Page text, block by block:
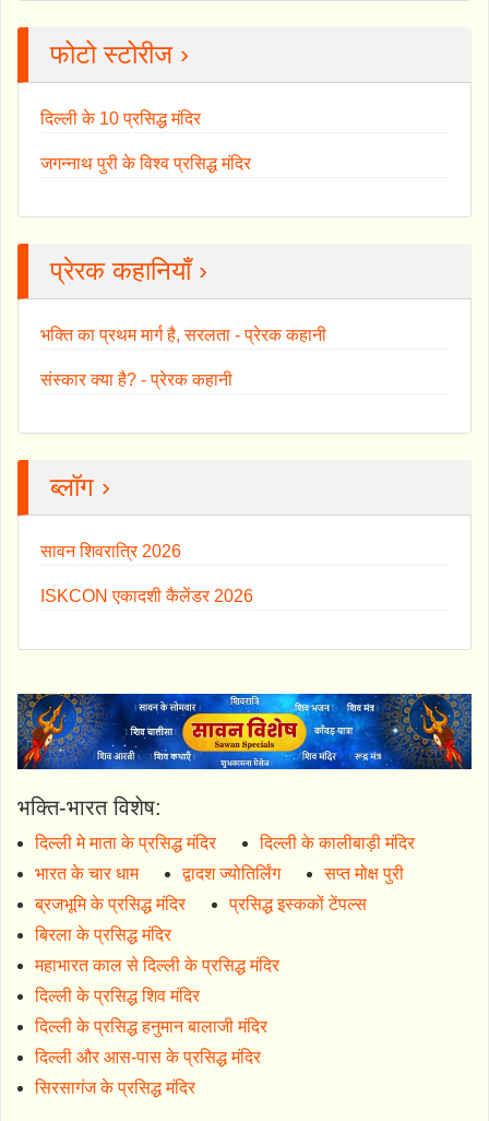
फोटो स्टोरीज ›
दिल्ली के 10 प्रसिद्ध मंदिर
जगन्नाथ पुरी के विश्व प्रसिद्ध मंदिर
प्रेरक कहानियाँ ›
भक्ति का प्रथम मार्ग है, सरलता - प्रेरक कहानी
संस्कार क्या है? - प्रेरक कहानी
ब्लॉग ›
सावन शिवरात्रि 2026
ISKCON एकादशी कैलेंडर 2026
भक्ति-भारत विशेष:
दिल्ली मे माता के प्रसिद्ध मंदिर
दिल्ली के कालीबाड़ी मंदिर
भारत के चार धाम
द्वादश ज्योतिर्लिंग
सप्त मोक्ष पुरी
ब्रजभूमि के प्रसिद्ध मंदिर
प्रसिद्ध इस्ककों टेंपल्स
बिरला के प्रसिद्ध मंदिर
महाभारत काल से दिल्ली के प्रसिद्ध मंदिर
दिल्ली के प्रसिद्ध शिव मंदिर
दिल्ली के प्रसिद्ध हनुमान बालाजी मंदिर
दिल्ली और आस-पास के प्रसिद्ध मंदिर
सिरसागंज के प्रसिद्ध मंदिर